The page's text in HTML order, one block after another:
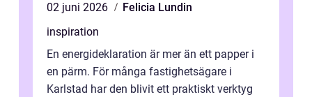
02 juni 2026
Felicia Lundin
inspiration
En energideklaration är mer än ett papper i
en pärm. För många fastighetsägare i
Karlstad har den blivit ett praktiskt verktyg